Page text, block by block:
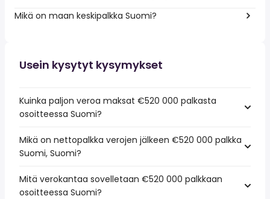
Mikä on maan keskipalkka Suomi?
Usein kysytyt kysymykset
Kuinka paljon veroa maksat €520 000 palkasta
osoitteessa Suomi?
Mikä on nettopalkka verojen jälkeen €520 000 palkka
Suomi, Suomi?
Mitä verokantaa sovelletaan €520 000 palkkaan
osoitteessa Suomi?